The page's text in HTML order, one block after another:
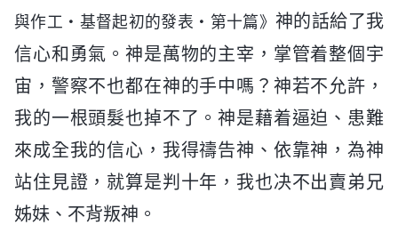
與作工・基督起初的發表・第十篇》 神的話給了我
信心和勇氣。神是萬物的主宰，掌管着整個宇
宙，警察不也都在神的手中嗎？神若不允許，
我的一根頭髮也掉不了。神是藉着逼迫、患難
來成全我的信心，我得禱告神、依靠神，為神
站住見證，就算是判十年，我也决不出賣弟兄
姊妹、不背叛神。